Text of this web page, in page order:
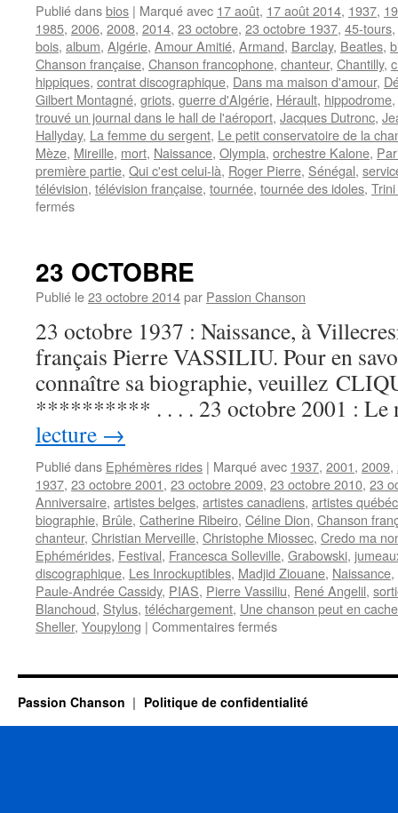
Publié dansbios | Marqué avec 17 août, 17 août 2014, 1937,
1985, 2006, 2008, 2014, 23 octobre, 23 octobre 1937, 45-tours,
bois, album, Algérie, Amour Amitié, Armand, Barclay, Beatles,
Chanson française, Chanson francophone, chanteur, Chantilly,
hippiques, contrat discographique, Dans ma maison d'amour,
Gilbert Montagné, griots, guerre d'Algérie, Hérault, hippodrome,
trouvé un journal dans le hall de l'aéroport, Jacques Dutronc,
Hallyday, La femme du sergent, Le petit conservatoire de la
Mèze, Mireille, mort, Naissance, Olympia, orchestre Kalone,
première partie, Qui c'est celui-là, Roger Pierre, Sénégal,
télévision, télévision française, tournée, tournée des idoles,
ferméssur
23 OCTOBRE
Publié le23 octobre 2014par Passion Chanson
23 octobre 1937 : Naissance, à
français Pierre VASSILIU. Pour en
connaître sa biographie, veuillez
********** . . . . 23 octobre 2001 :
lecture →
Publié dans Ephémères rides | Marqué avec 1937, 2001, 2009,
1937, 23 octobre 2001, 23 octobre 2009, 23 octobre 2010, 23
Anniversaire, artistes belges, artistes canadiens, artistes
biographie, Brûle, Catherine Ribeiro, Céline Dion, Chanson
chanteur, Christian Merveille, Christophe Miossec, Credo ma
Ephémérides, Festival, Francesca Solleville, Grabowski,
discographique, Les Inrockuptibles, Madjid Ziouane, Naissance,
Paule-Andrée Cassidy, PIAS, Pierre Vassiliu, René Angelil,
Blanchoud, Stylus, téléchargement, Une chanson peut en
Sheller, Youpylong | Commentaires ferméssur
Passion Chanson Politique de confidentialité